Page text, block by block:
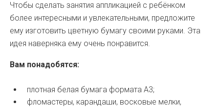
Чтобы сделать занятия аппликацией с ребёнком
более интересными и увлекательными, предложите
ему изготовить цветную бумагу своими руками. Эта
идея наверняка ему очень понравится.
Вам понадобятся:
плотная белая бумага формата А3;
фломастеры, карандаши, восковые мелки,